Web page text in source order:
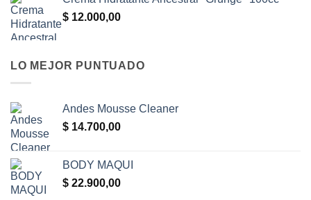
$ 12.000,00
LO MEJOR PUNTUADO
Andes Mousse Cleaner
$ 14.700,00
BODY MAQUI
$ 22.900,00